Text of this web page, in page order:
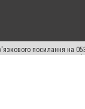
посилання на
виняткових прав